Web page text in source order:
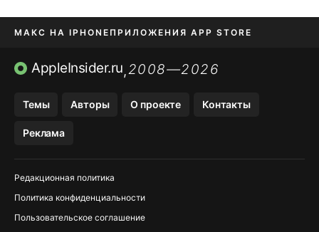
МАКС НА IPHONE ПРИЛОЖЕНИЯ APP STORE
TIKTOK НА IPHONEПРИЛОЖЕНИЯ БЕЗ APP STORE
AppleInsider.ru,2008—2026
Темы Авторы О проекте Контакты
Реклама
Редакционная политика
Политика конфиденциальности
Пользовательское соглашение